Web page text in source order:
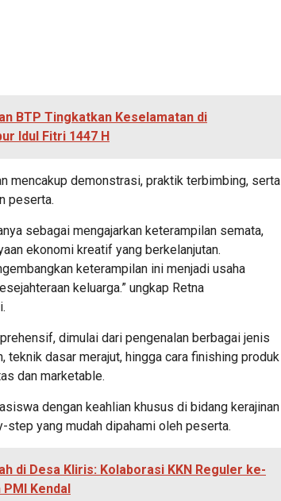
BTP Tingkatkan Keselamatan di
Idul Fitri 1447 H
mencakup demonstrasi, praktik terbimbing, serta
peserta.
sebagai mengajarkan keterampilan semata,
ekonomi kreatif yang berkelanjutan.
keterampilan ini menjadi usaha
keluarga.” ungkap Retna
dimulai dari pengenalan berbagai jenis
teknik dasar merajut, hingga cara finishing produk
dan marketable.
dengan keahlian khusus di bidang kerajinan
step yang mudah dipahami oleh peserta.
di Desa Kliris: Kolaborasi KKN Reguler ke-
Kendal